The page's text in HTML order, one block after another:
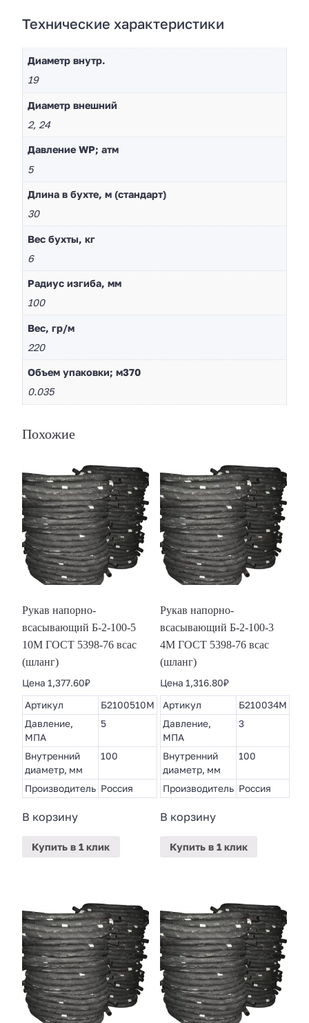
Технические характеристики
Диаметр внутр.
19
Диaметр внешний
2, 24
Давление WP; атм
5
Длина в бухте, м (стандарт)
30
Вес бухты, кг
6
Радиус изгиба, мм
100
Вес, гр/м
220
Объем упаковки; м370
0.035
Похожие
Рукав напорно-
всасывающий Б-2-100-5
10М ГОСТ 5398-76 всас
(шланг)
Цена 1,377.60₽
Артикул
Б2100510М
Давление,
МПА
5
Внутренний
диаметр, мм
100
Производитель Россия
В корзину
Купить в 1 клик
Рукав напорно-
всасывающий Б-2-100-3
4М ГОСТ 5398-76 всас
(шланг)
Цена 1,316.80₽
Артикул
Б210034М
Давление,
МПА
3
Внутренний
диаметр, мм
100
Производитель Россия
В корзину
Купить в 1 клик